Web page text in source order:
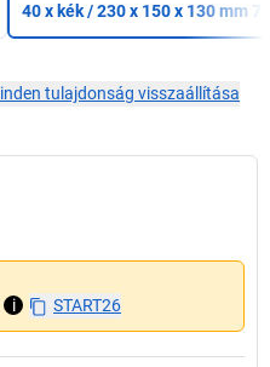
40 x kék / 230 x 150 x 130 mm
tulajdonság visszaállítása
i START26